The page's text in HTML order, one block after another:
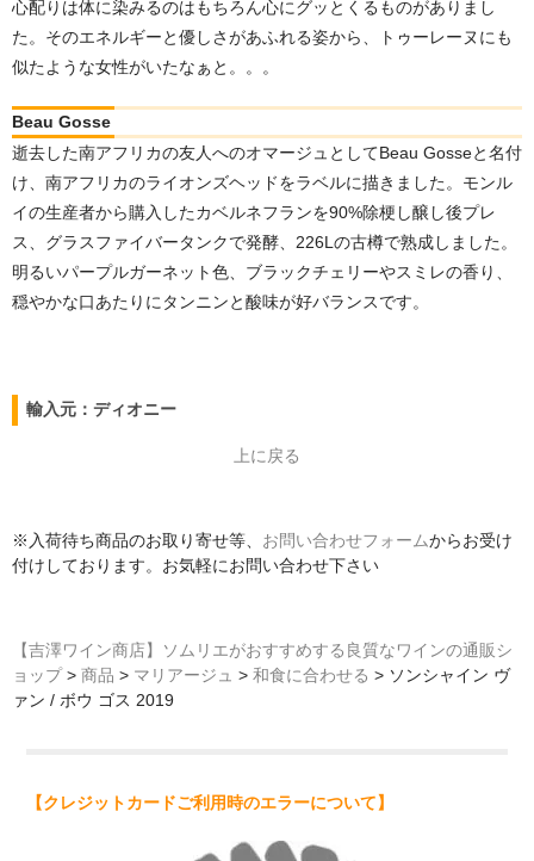
心配りは体に染みるのはもちろん心にグッとくるものがありまし
た。そのエネルギーと優しさがあふれる姿から、トゥーレーヌにも
似たような女性がいたなぁと。。。
Beau Gosse
逝去した南アフリカの友人へのオマージュとしてBeau Gosseと名付
け、南アフリカのライオンズヘッドをラベルに描きました。モンル
イの生産者から購入したカベルネフランを90%除梗し醸し後プレ
ス、グラスファイバータンクで発酵、226Lの古樽で熟成しました。
明るいパープルガーネット色、ブラックチェリーやスミレの香り、
穏やかな口あたりにタンニンと酸味が好バランスです。
輸入元：ディオニー
上に戻る
※入荷待ち商品のお取り寄せ等、 お問い合わせフォームからお受け
付けしております。お気軽にお問い合わせ下さい
【吉澤ワイン商店】ソムリエがおすすめする良質なワインの通販シ
ョップ> 商品 > マリアージュ > 和食に合わせる > ソンシャイン ヴ
ァン / ボウ ゴス 2019
【クレジットカードご利用時のエラーについて】